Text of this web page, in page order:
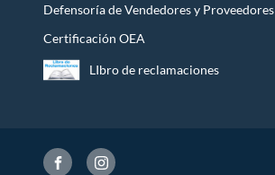
Defensoría de Vendedores y Proveedores
Certificación OEA
LIbro de reclamaciones